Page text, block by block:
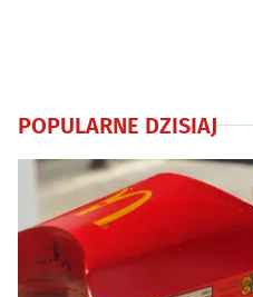
POPULARNE DZISIAJ